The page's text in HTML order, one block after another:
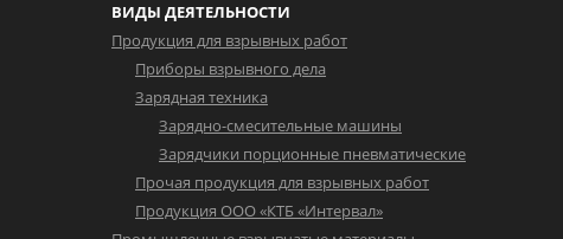
ВИДЫ ДЕЯТЕЛЬНОСТИ
Продукция для взрывных работ
Приборы взрывного дела
Зарядная техника
Зарядно-смесительные машины
Зарядчики порционные пневматические
Прочая продукция для взрывных работ
Продукция ООО «КТБ «Интервал»